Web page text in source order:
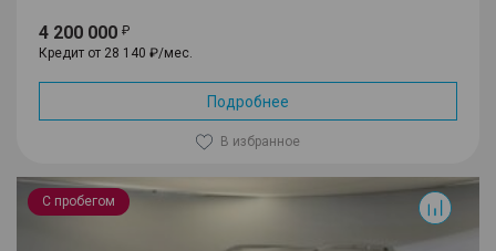
4 200 000
Кредит от 28 140 ₽/мес.
Подробнее
В избранное
С пробегом
500